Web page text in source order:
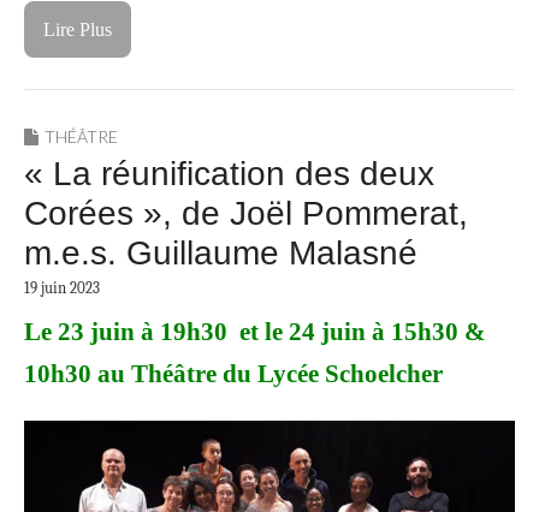
Lire Plus
THÉÂTRE
« La réunification des deux
Corées », de Joël Pommerat,
m.e.s. Guillaume Malasné
19 juin 2023
Le 23 juin à 19h30 et le 24 juin à 15h30 &
10h30 au Théâtre du Lycée Schoelcher